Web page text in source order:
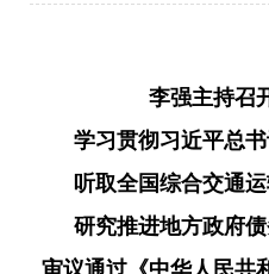
李强主持召
学习贯彻习近平总
听取全国综合交通
研究推进地方政府
审议通过《中华人民共